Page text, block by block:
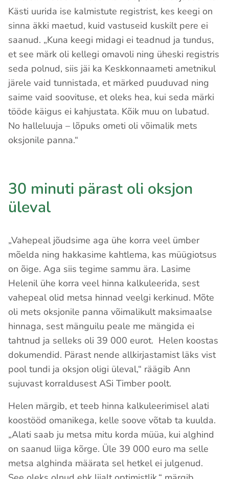
Kästi uurida ise kalmistute registrist, kes keegi on
sinna äkki maetud, kuid vastuseid kuskilt pere ei
saanud. „Kuna keegi midagi ei teadnud ja tundus,
et see märk oli kellegi omavoli ning üheski registris
seda polnud, siis jäi ka Keskkonnaameti ametnikul
järele vaid tunnistada, et märked puuduvad ning
saime vaid soovituse, et oleks hea, kui seda märki
tööde käigus ei kahjustata. Kõik muu on lubatud.
No halleluuja – lõpuks ometi oli võimalik mets
oksjonile panna.“
30 minuti pärast oli oksjon
üleval
„Vahepeal jõudsime aga ühe korra veel ümber
mõelda ning hakkasime kahtlema, kas müügiotsus
on õige. Aga siis tegime sammu ära. Lasime
Helenil ühe korra veel hinna kalkuleerida, sest
vahepeal olid metsa hinnad veelgi kerkinud. Mõte
oli mets oksjonile panna võimalikult maksimaalse
hinnaga, sest mänguilu peale me mängida ei
tahtnud ja selleks oli 39 000 eurot. Helen koostas
dokumendid. Pärast nende allkirjastamist läks vist
pool tundi ja oksjon oligi üleval,“ räägib Ann
sujuvast korraldusest ASi Timber poolt.
Helen märgib, et teeb hinna kalkuleerimisel alati
koostööd omanikega, kelle soove võtab ta kuulda.
„Alati saab ju metsa mitu korda müüa, kui alghind
on saanud liiga kõrge. Üle 39 000 euro ma selle
metsa alghinda määrata sel hetkel ei julgenud.